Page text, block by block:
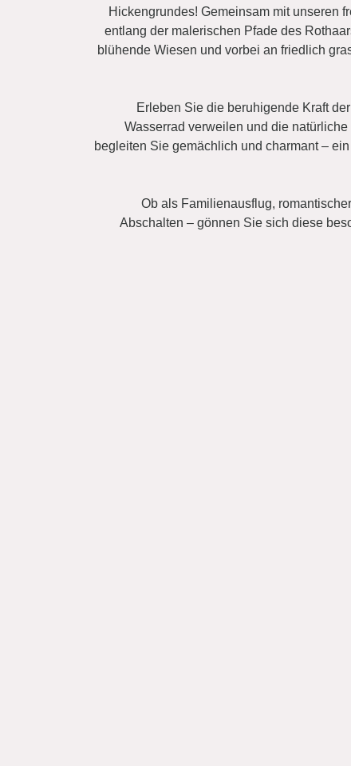
Hickengrundes! Gemeinsam mit unseren
entlang der malerischen Pfade des
blühende Wiesen und vorbei an friedlich
Erleben Sie die beruhigende Kraft
Wasserrad verweilen und die
begleiten Sie gemächlich und charmant –
Ob als Familienausflug,
Abschalten – gönnen Sie sich diese